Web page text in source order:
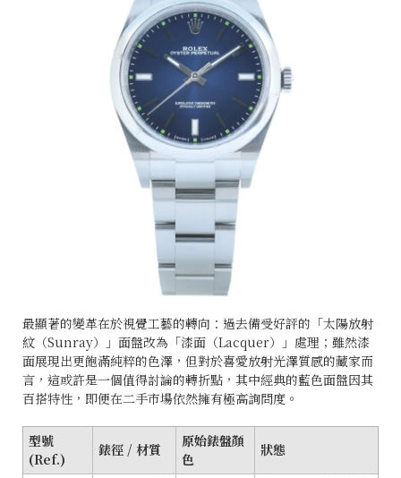
最顯著的變革在於視覺工藝的轉向：過去備受好評的「太陽放射
紋（Sunray）」面盤改為「漆面（Lacquer）」處理；雖然漆
面展現出更飽滿純粹的色澤，但對於喜愛放射光澤質感的藏家而
言，這或許是一個值得討論的轉折點，其中經典的藍色面盤因其
百搭特性，即便在二手市場依然擁有極高詢問度。
型號
(Ref.)
錶徑 / 材質
原始錶盤顏
色
狀態